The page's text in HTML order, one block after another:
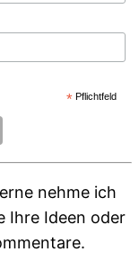
*Pflichtfeld
nehme ich
Ihre Ideen oder